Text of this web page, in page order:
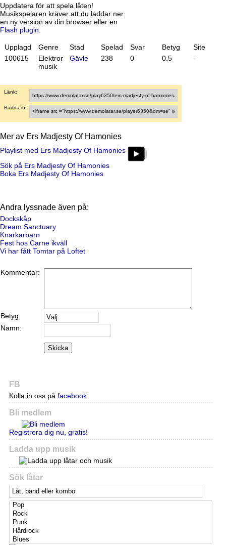
Uppdatera för att spela låten!
Musikspelaren kräver att du laddar ner
en ny version av din browser eller en
Flash plugin
Upplagd Genre Stad Spelad Svar Betyg
Site
100615
Elektronisk
musik
Gävle 238 0 0.5 -
Länk:
Bädda in:
Mer av Ers Madjesty Of Hamonies
Playlist med Ers Madjesty Of Hamonies
Sök på Ers Madjesty Of Hamonies
Boka Ers Madjesty Of Hamonies
Andra lyssnade även på:
Dockskåp
Dream Sanctuary
Knarkarbarn
Fest hos Carne ikväll
Vi har fått Tomtar på Loftet
Kommentar:
Betyg:
Namn:
Skicka
FB
Kolla in oss på facebook.
Bli medlem
Registrera dig nu, gratis!
Ladda upp musik
Sök låtar